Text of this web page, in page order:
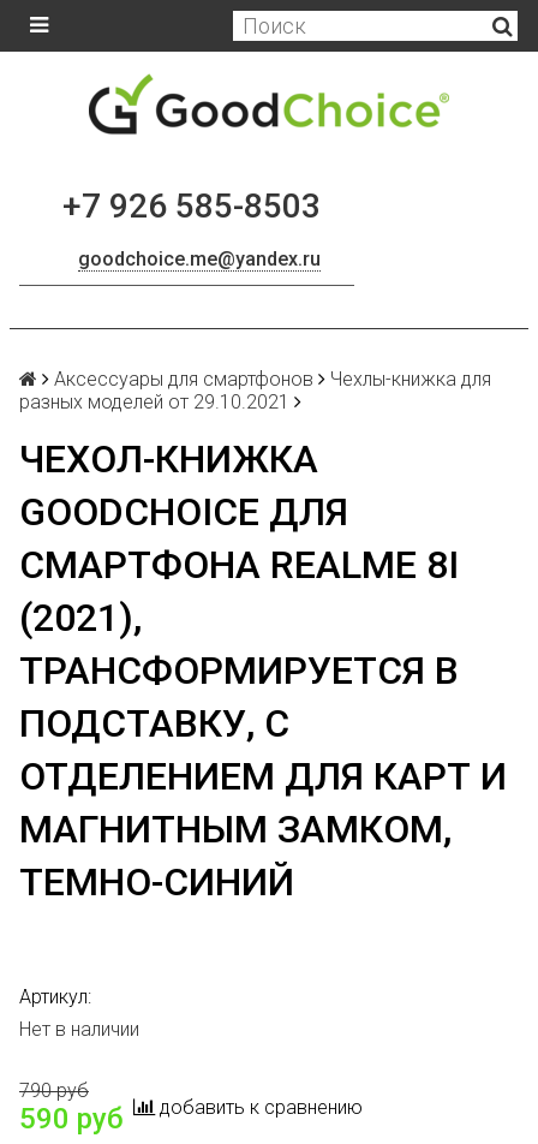
+7 926 585-8503
goodchoice.me@yandex.ru
Аксессуары для смартфонов
Чехлы-книжка для
разных моделей от 29.10.2021
ЧЕХОЛ-КНИЖКА
GOODCHOICE ДЛЯ
СМАРТФОНА REALME 8I
(2021),
ТРАНСФОРМИРУЕТСЯ В
ПОДСТАВКУ, С
ОТДЕЛЕНИЕМ ДЛЯ КАРТ И
МАГНИТНЫМ ЗАМКОМ,
ТЕМНО-СИНИЙ
Артикул:
Нет в наличии
790 руб
590 руб добавить к сравнению